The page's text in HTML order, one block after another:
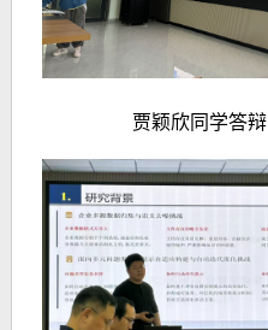
贾颖欣同学答辩